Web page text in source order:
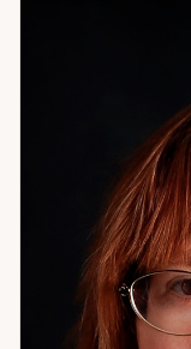
Мы работали
усыновили
дело. Иногда
момент, который
чувствуете, что
двигаться —